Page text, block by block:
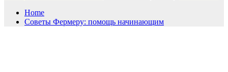
Home
Советы Фермеру: помощь начинающим